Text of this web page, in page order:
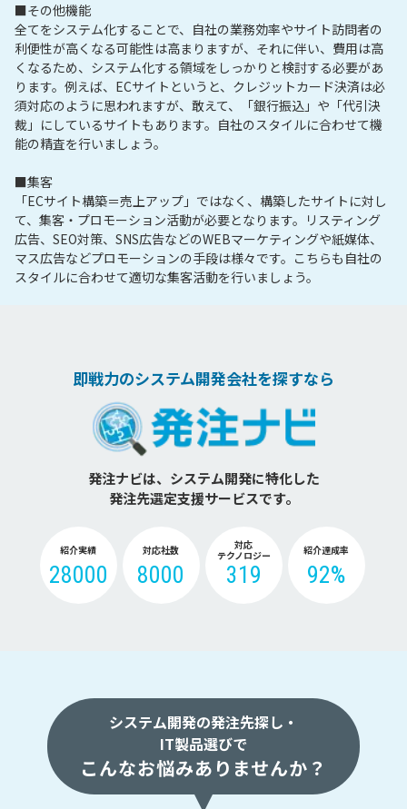
■その他機能
全てをシステム化することで、自社の業務効率やサイト訪問者の
利便性が高くなる可能性は高まりますが、それに伴い、費用は高
くなるため、システム化する領域をしっかりと検討する必要があ
ります。例えば、ECサイトというと、クレジットカード決済は必
須対応のように思われますが、敢えて、「銀行振込」や「代引決
裁」にしているサイトもあります。自社のスタイルに合わせて機
能の精査を行いましょう。
■集客
「ECサイト構築＝売上アップ」ではなく、構築したサイトに対し
て、集客・プロモーション活動が必要となります。リスティング
広告、SEO対策、SNS広告などのWEBマーケティングや紙媒体、
マス広告などプロモーションの手段は様々です。こちらも自社の
スタイルに合わせて適切な集客活動を行いましょう。
即戦力のシステム開発会社を探すなら
発注ナビは、システム開発に特化した
発注先選定支援サービスです。
紹介実績
28000
対応社数
8000
対応
テクノロジー
319
紹介達成率
92%
システム開発の発注先探し・
IT製品選びで
こんなお悩みありませんか？